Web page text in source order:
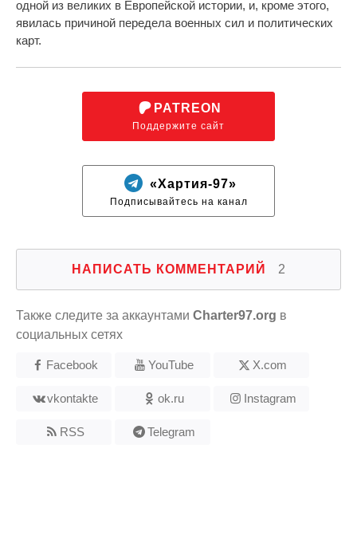
одной из великих в Европейской истории, и, кроме этого,
явилась причиной передела военных сил и политических
карт.
PATREON
Поддержите сайт
«Хартия-97»
Подписывайтесь на канал
НАПИСАТЬ КОММЕНТАРИЙ 2
Также следите за аккаунтами Charter97.org в
социальных сетях
Facebook YouTube X.com
vkontakte ok.ru Instagram
RSS Telegram